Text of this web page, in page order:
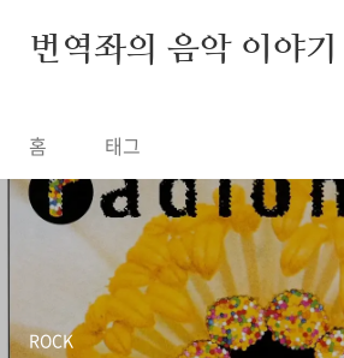
번역좌의 음악 이야기
홈 태그
ROCK